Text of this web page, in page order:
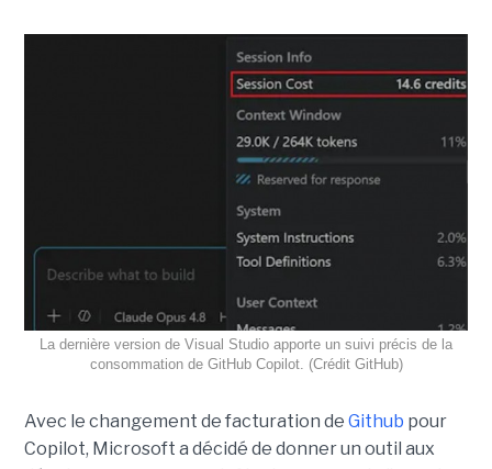
La dernière version de Visual Studio apporte un suivi précis de la
consommation de GitHub Copilot. (Crédit GitHub)
Avec le changement de facturation de Github pour
Copilot, Microsoft a décidé de donner un outil aux